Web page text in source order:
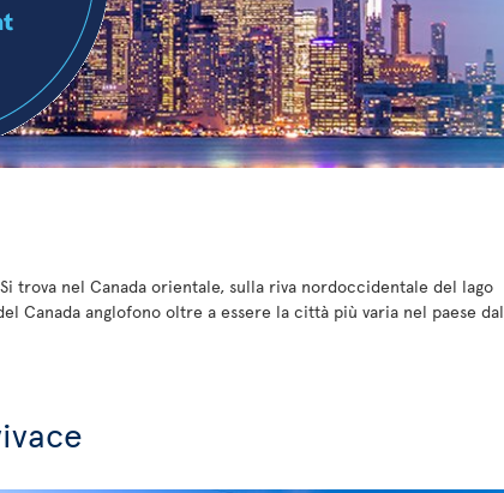
trova nel Canada orientale, sulla riva nordoccidentale del lago
anglofono oltre a essere la città più varia nel paese dal